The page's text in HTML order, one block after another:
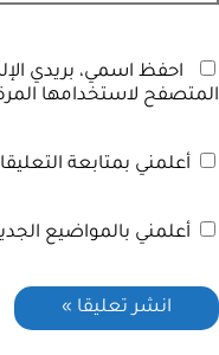
احفظ اسمي، بريدي
المتصفح لاستخدامها
أعلمني بمتابعة
أعلمني بالمواضيع